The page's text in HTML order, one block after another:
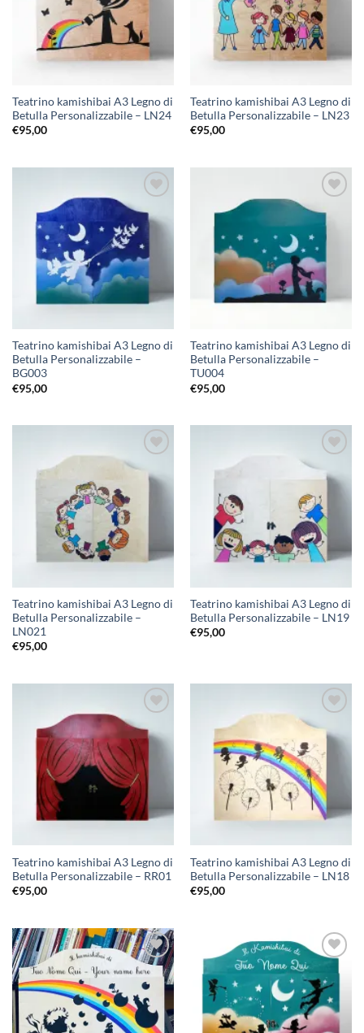
Teatrino kamishibai A3 Legno di
Betulla Personalizzabile – LN24
€95,00
Teatrino kamishibai A3 Legno di
Betulla Personalizzabile – LN23
€95,00
Aggiungi
alla lista
desideri
Teatrino kamishibai A3 Legno di
Betulla Personalizzabile –
BG003
€95,00
Aggiungi
desideri
Teatrino kamishibai A3 Legno di
Betulla Personalizzabile –
TU004
€95,00
Aggiungi
alla lista
desideri
Teatrino kamishibai A3 Legno di
Betulla Personalizzabile –
LN021
€95,00
Aggiungi
alla lista
desideri
Teatrino kamishibai A3 Legno di
Betulla Personalizzabile – LN19
€95,00
Aggiungi
alla lista
desideri
Teatrino kamishibai A3 Legno di
Betulla Personalizzabile – RR01
€95,00
Aggiungi
alla lista
desideri
Teatrino kamishibai A3 Legno di
Betulla Personalizzabile – LN18
€95,00
Aggiungi
alla lista
dei
desideri
Aggiungi
alla lista
dei
desideri